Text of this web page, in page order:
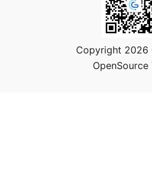
Copyright 2026
OpenSource